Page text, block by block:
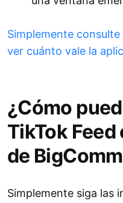
Simplemente
ver cuánto vale la
¿Cómo
TikTok
de
Simplemente siga las